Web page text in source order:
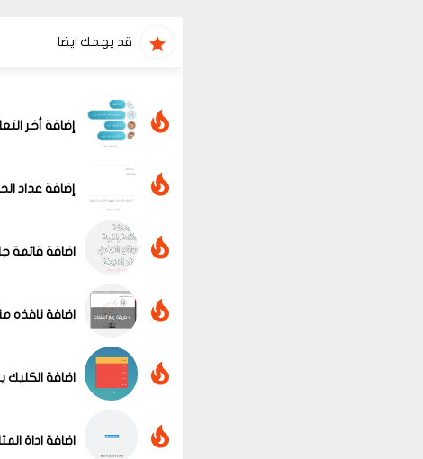
قد يهمك ايضا
عرض الكل
إضافة أخر
إضافة عداد
اضافة قائمة
اضافة نافذه
اضافة
اضافة اداة